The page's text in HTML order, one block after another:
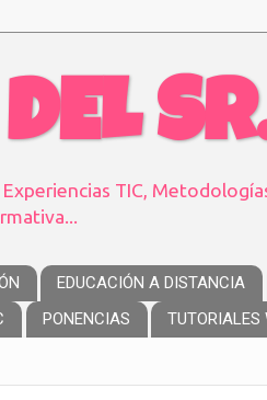
TIC,
EDUCACIÓN A DISTANCIA
PONENCIAS TUTORIALES